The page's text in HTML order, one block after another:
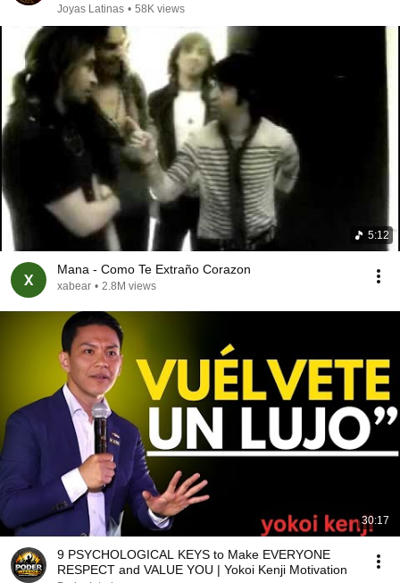
Joyas Latinas • 58K views
5:12
Mana - Como Te Extraño Corazon
xabear • 2.8M views
30:17
9 PSYCHOLOGICAL KEYS to Make EVERYONE
RESPECT and VALUE YOU | Yokoi Kenji Motivation